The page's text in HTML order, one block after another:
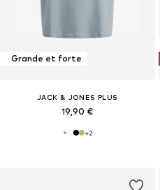
Grande et forte
JACK & JONES PLUS
19,90 €
+2